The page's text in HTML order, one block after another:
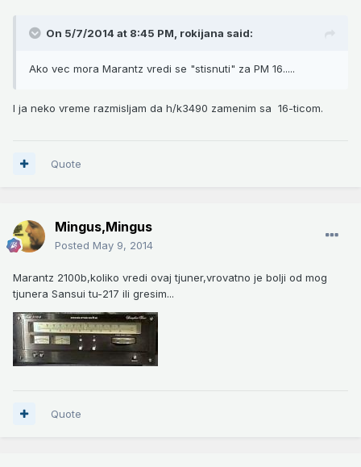
On 5/7/2014 at 8:45 PM, rokijana said:
Ako vec mora Marantz vredi se "stisnuti" za PM 16.....
I ja neko vreme razmisljam da h/k3490 zamenim sa 16-ticom.
Quote
Mingus,Mingus
Posted May 9, 2014
Marantz 2100b,koliko vredi ovaj tjuner,vrovatno je bolji od mog
tjunera Sansui tu-217 ili gresim...
Quote